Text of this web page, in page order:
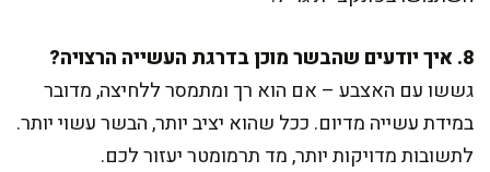
8. איך יודעים שהבשר מוכן בדרגת העשייה הרצויה?
גששו עם האצבע – אם הוא רך ומתמסר ללחיצה, מדובר
במידת עשייה מדיום. ככל שהוא יציב יותר, הבשר עשוי יותר.
לתשובות מדויקות יותר, מד תרמומטר יעזור לכם.